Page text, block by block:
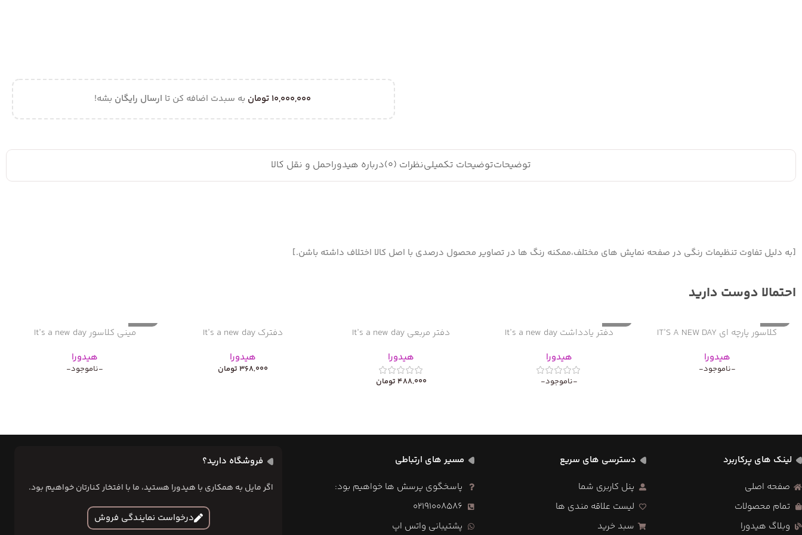
10,000,000 تومان به سبدت اضافه کن تا ارسال رایگان بشه!
توضیحاتتوضیحات تکمیلینظرات (0) درباره هیدوراحمل و نقل کالا
[به دلیل تفاوت تنظیمات رنگی در صفحه نمایش های مختلف،ممکنه رنگ ها در تصاویر محصول درصدی با اصل کالا اختلاف داشته باشن.]
احتمالا دوست دارید
ناموجود
کلاسور پارچه ای IT’S A NEW DAY
هیدورا
-ناموجود-
ناموجوددفتر یادداشت It’s a new day
هیدورا
-ناموجود-
دفتر مربعی It’s a new day
هیدورا
488,000 تومان
دفترک It’s a new day
هیدورا
368,000 تومان
ناموجودمینی کلاسور It’s a new day
هیدورا
-ناموجود-
لینک های پرکاربرد
صفحه اصلی
تمام محصولات
وبلاگ هیدورا
دسترسی های سریع
پنل کاربری شما
لیست علاقه مندی ها
سبد خرید
مسیر های ارتباطی
پاسخگوی پرسش ها خواهیم بود:
02191008586
پشتیبانی واتس اپ
فروشگاه دارید؟
اگر مایل به همکاری با هیدورا هستید، ما با افتخار کنارتان خواهیم بود.
درخواست نمایندگی فروش